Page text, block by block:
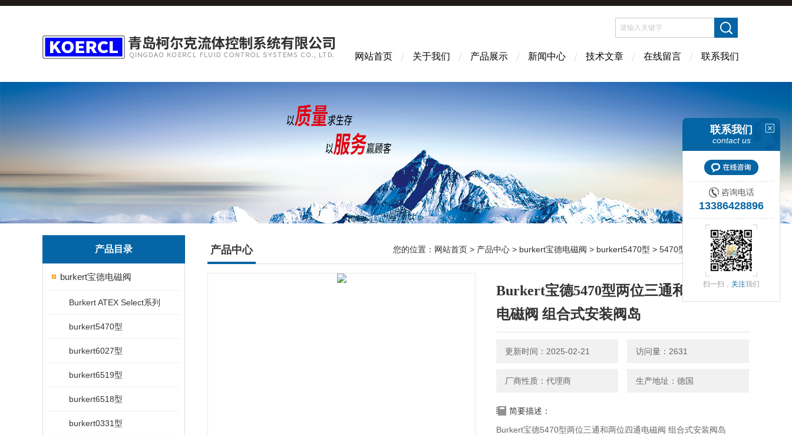
网站首页 关于我们 产品展示 新闻中心 技术文章 在线留言 联系我们
产品目录
burkert宝德电磁阀
Burkert ATEX Select系列
burkert5470型
burkert6027型
burkert6519型
burkert6518型
burkert0331型
产品中心 您的位置： 网站首页 > 产品中心 > burkert宝德电磁阀 > burkert5470型 > 5470型Burkert宝德5470型两位三通和两位四通电磁阀 组合式安装阀岛
Burkert宝德5470型两位三通和两位四通
电磁阀 组合式安装阀岛
更新时间：2025-02-21 访问量：2631
厂商性质：代理商 生产地址：德国
简要描述：
Burkert宝德5470型两位三通和两位四通电磁阀 组合式安装阀岛
联系我们
contact us
咨询电话
13386428896
扫一扫， 关注我们